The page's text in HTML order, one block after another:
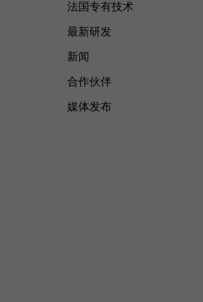
法国专有技术
最新研发
新闻
合作伙伴
媒体发布